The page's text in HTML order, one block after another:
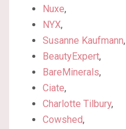
Nuxe,
NYX,
Susanne Kaufmann,
BeautyExpert,
BareMinerals,
Ciate,
Charlotte Tilbury,
Cowshed,